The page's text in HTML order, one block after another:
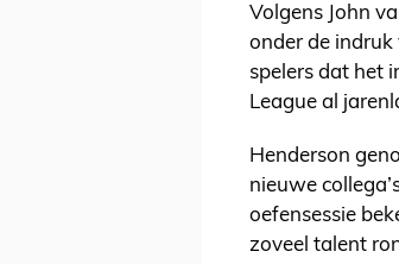
Volgens John
onder de indruk
spelers dat het
League al
Henderson
nieuwe
oefensessie
zoveel talent